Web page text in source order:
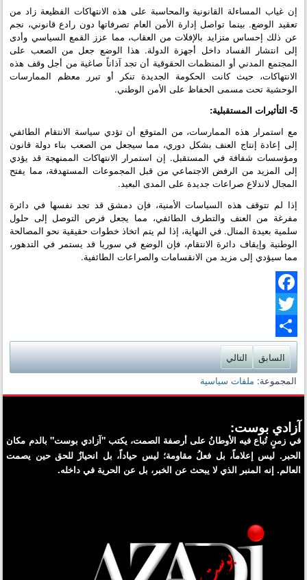
إن غياب المساءلة القانونية والمحاسبة على هذه الانتهاكات الفظيعة زاد من
تعقيد الوضع. بينما تواصل إدارة الأمن العام تصرفاتها دون رادع قانوني، نجم
عن ذلك إحساس متزايد بالإفلات من العقاب، مما عزز القمع السياسي وأدى
إلى انتشار الفساد داخل أجهزة الدولة. هذا الوضع جعل من الصعب على
المجتمع المدني أو المنظمات الحقوقية أن تجد آذاناً صاغية من أجل وقف هذه
الانتهاكات، حيث كانت الحكومة الجديدة تنكر أو تبرر معظم الممارسات
الوحشية تحت مسمى الحفاظ على الأمن الوطني.
5- التأثيرات المستقبلية:
مع استمرار هذه الممارسات، من المتوقع أن تؤدي سياسة الانتقام الطائفي
إلى إعادة إنتاج العنف بشكل دوري، مما سيجعل من الصعب بناء دولة قانون
ومؤسسات شفافة في المستقبل. إن استمرار الانتهاكات الممنهجة قد يؤدي
إلى المزيد من الرفض الاجتماعي من قبل المجموعات المستهدفة، مما يفتح
المجال لاندلاع صراعات جديدة على المدى البعيد.
إذا لم تتوقف هذه السياسات الأمنية، فإن دمشق قد تجد نفسها في دائرة
مفرغة من العنف والتطرف الطائفي، مما يجعل فرص التوصل إلى حلول
سلمية بعيدة المنال. في النهاية، إذا لم يتم اتخاذ خطوات حقيقية نحو المصالحة
الوطنية وإيقاف دائرة الانتقام، فإن الوضع في سوريا قد يستمر في التدهور،
مما سيؤدي إلى مزيد من الانقسامات والصراعات الطائفية.
Facebook
Twitter
Share
السابق
التالي
المجموعة: ملفات سياسية
آزادي بوست:
في زمنٍ تُباع فيه الأوطانُ على أرصفة الصمت، يكتب "آزادي بوست" بالدم مكان
الحبر. ليس إعلاماً، بل فعلُ مقاومة؛ ليس حياداً، بل انحيازٌ للحق حين يصمت
العالم. إنه المنبر الذي لا يبحث عن الخبر، بل عن الحرية في داخله.